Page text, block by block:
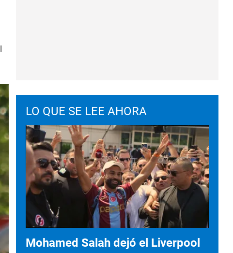
LO QUE SE LEE AHORA
Mohamed Salah dejó el Liverpool